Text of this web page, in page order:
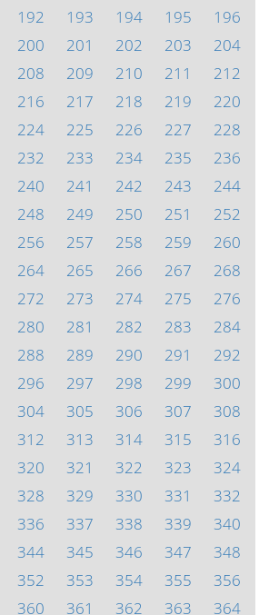
192 193 194 195
196
200 201 202 203
204
208 209 210 211
212
216 217 218 219
220
224 225 226 227
228
232 233 234 235
236
240 241 242 243
244
248 249 250 251
252
256 257 258 259
260
264 265 266 267
268
272 273 274 275
276
280 281 282 283
284
288 289 290 291
292
296 297 298 299
300
304 305 306 307
308
312 313 314 315
316
320 321 322 323
324
328 329 330 331
332
336 337 338 339
340
344 345 346 347
348
352 353 354 355
356
360 361 362 363 364